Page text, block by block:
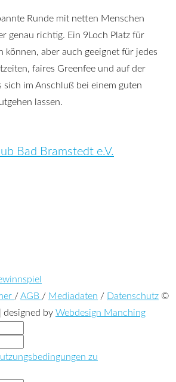
Runde mit netten Menschen
genau richtig. Ein 9Loch Platz für
können, aber auch geeignet für jedes
faires Greenfee und auf der
sich im Anschluß bei einem guten
lassen.
Bad Bramstedt e.V.
/AGB / Mediadaten / Datenschutz ©
designed by Webdesign Manching
zu